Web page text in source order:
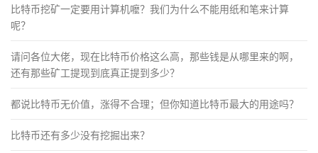
比特币挖矿一定要用计算机嚒？我们为什么不能用纸和笔来计算
呢？
请问各位大佬，现在比特币价格这么高，那些钱是从哪里来的啊，
还有那些矿工提现到底真正提到多少？
都说比特币无价值，涨得不合理；但你知道比特币最大的用途吗？
比特币还有多少没有挖掘出来？